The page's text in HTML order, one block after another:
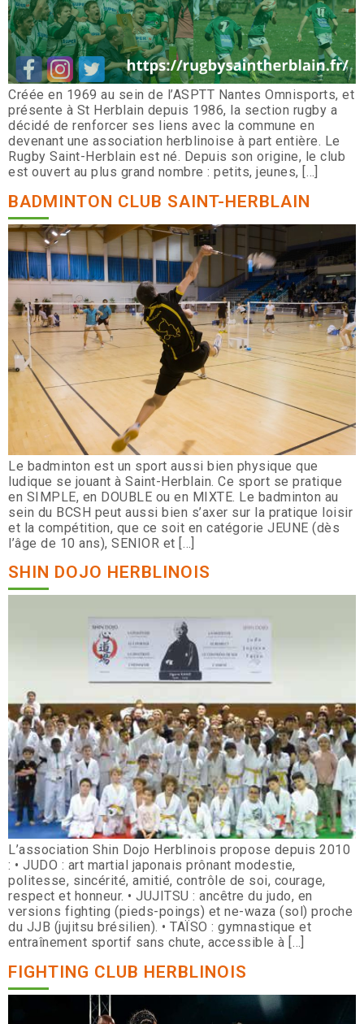
Créée en 1969 au sein de l’ASPTT Nantes Omnisports, et
présente à St Herblain depuis 1986, la section rugby a
décidé de renforcer ses liens avec la commune en
devenant une association herblinoise à part entière. Le
Rugby Saint-Herblain est né. Depuis son origine, le club
est ouvert au plus grand nombre : petits, jeunes, […]
BADMINTON CLUB SAINT-HERBLAIN
Le badminton est un sport aussi bien physique que
ludique se jouant à Saint-Herblain. Ce sport se pratique
en SIMPLE, en DOUBLE ou en MIXTE. Le badminton au
sein du BCSH peut aussi bien s’axer sur la pratique loisir
et la compétition, que ce soit en catégorie JEUNE (dès
l’âge de 10 ans), SENIOR et […]
SHIN DOJO HERBLINOIS
L’association Shin Dojo Herblinois propose depuis 2010
: • JUDO : art martial japonais prônant modestie,
politesse, sincérité, amitié, contrôle de soi, courage,
respect et honneur. • JUJITSU : ancêtre du judo, en
versions fighting (pieds-poings) et ne-waza (sol) proche
du JJB (jujitsu brésilien). • TAÏSO : gymnastique et
entraînement sportif sans chute, accessible à […]
FIGHTING CLUB HERBLINOIS